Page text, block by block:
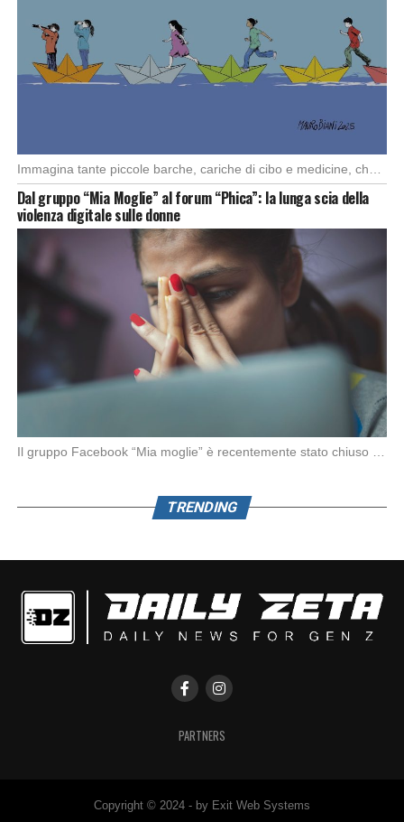
Dal gruppo “Mia Moglie” al forum “Phica”: la lunga scia della
violenza digitale sulle donne
TRENDING
PARTNERS
Copyright © 2024 - by Exit Web Systems